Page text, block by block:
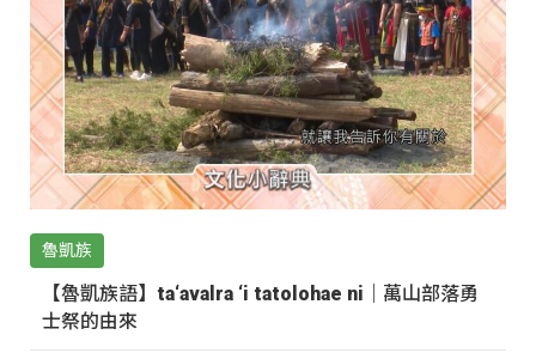
魯凱族
【魯凱族語】ta‘avalra ‘i tatolohae ni｜萬山部落勇
士祭的由來